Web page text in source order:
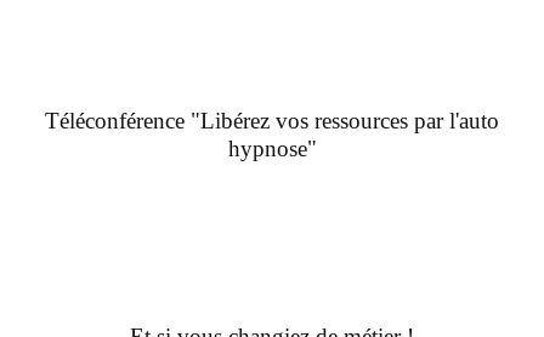
Téléconférence "Libérez vos ressources par l'auto
hypnose"